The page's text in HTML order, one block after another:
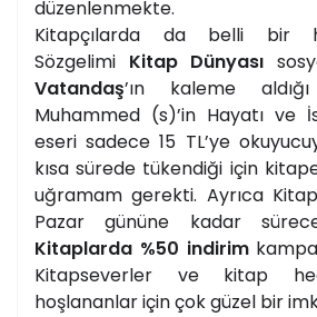
düzenlenmekte.
Kitapçılarda da belli bir
Sözgelimi Kitap Dünyası
Vatandaş’ın kaleme
Muhammed (s)’in Hayatı ve
eseri sadece 15 TL’ye
kısa sürede tükendiği için
uğramam gerekti. Ayrıca
Pazar gününe kadar
Kitaplarda %50 indirim
Kitapseverler ve kitap
hoşlananlar için çok güzel bir